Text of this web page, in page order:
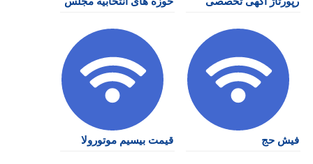
فیش حج قیمت بیسیم موتورولا